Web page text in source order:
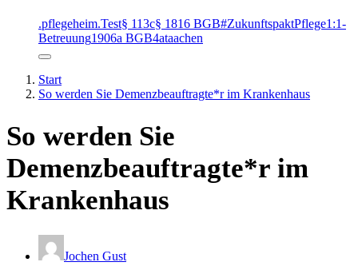
.pflegeheim.Test§ 113c§ 1816 BGB#ZukunftspaktPflege1:1-
Betreuung1906a BGB4ataachen
Start
So werden Sie Demenzbeauftragte*r im Krankenhaus
So werden Sie
Demenzbeauftragte*r im
Krankenhaus
Jochen Gust